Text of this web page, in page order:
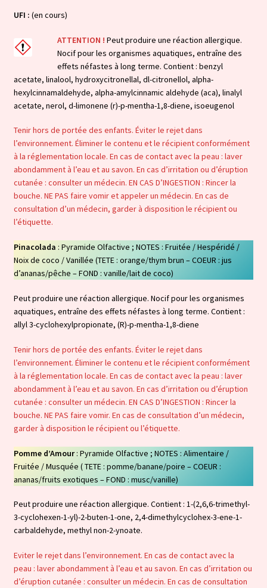
UFI : (en cours)
ATTENTION ! Peut produire une réaction allergique.
Nocif pour les organismes aquatiques, entraîne des
effets néfastes à long terme. Contient : benzyl
acetate, linalool, hydroxycitronellal, dl-citronellol, alpha-
hexylcinnamaldehyde, alpha-amylcinnamic aldehyde (aca), linalyl
acetate, nerol, d-limonene (r)-p-mentha-1,8-diene, isoeugenol
Tenir hors de portée des enfants. Éviter le rejet dans
l’environnement. Éliminer le contenu et le récipient conformément
à la réglementation locale. En cas de contact avec la peau : laver
abondamment à l’eau et au savon. En cas d’irritation ou d’éruption
cutanée : consulter un médecin. EN CAS D’INGESTION : Rincer la
bouche. NE PAS faire vomir et appeler un médecin. En cas de
consultation d’un médecin, garder à disposition le récipient ou
l’étiquette.
Pinacolada : Pyramide Olfactive ; NOTES : Fruitée / Hespéridé /
Noix de coco / Vanillée (TETE : orange/thym brun – COEUR : jus
d’ananas/pêche – FOND : vanille/lait de coco)
Peut produire une réaction allergique. Nocif pour les organismes
aquatiques, entraîne des effets néfastes à long terme. Contient :
allyl 3-cyclohexylpropionate, (R)-p-mentha-1,8-diene
Tenir hors de portée des enfants. Éviter le rejet dans
l’environnement. Éliminer le contenu et le récipient conformément
à la réglementation locale. En cas de contact avec la peau : laver
abondamment à l’eau et au savon. En cas d’irritation ou d’éruption
cutanée : consulter un médecin. EN CAS D’INGESTION : Rincer la
bouche. NE PAS faire vomir. En cas de consultation d’un médecin,
garder à disposition le récipient ou l’étiquette.
Pomme d’Amour: Pyramide Olfactive ; NOTES : Alimentaire /
Fruitée / Musquée ( TETE : pomme/banane/poire – COEUR :
ananas/fruits exotiques – FOND : musc/vanille)
Peut produire une réaction allergique. Contient : 1-(2,6,6-trimethyl-
3-cyclohexen-1-yl)-2-buten-1-one, 2,4-dimethylcyclohex-3-ene-1-
carbaldehyde, methyl non-2-ynoate.
Eviter le rejet dans l’environnement. En cas de contact avec la
peau : laver abondamment à l’eau et au savon. En cas d’irritation ou
d’éruption cutanée : consulter un médecin. En cas de consultation